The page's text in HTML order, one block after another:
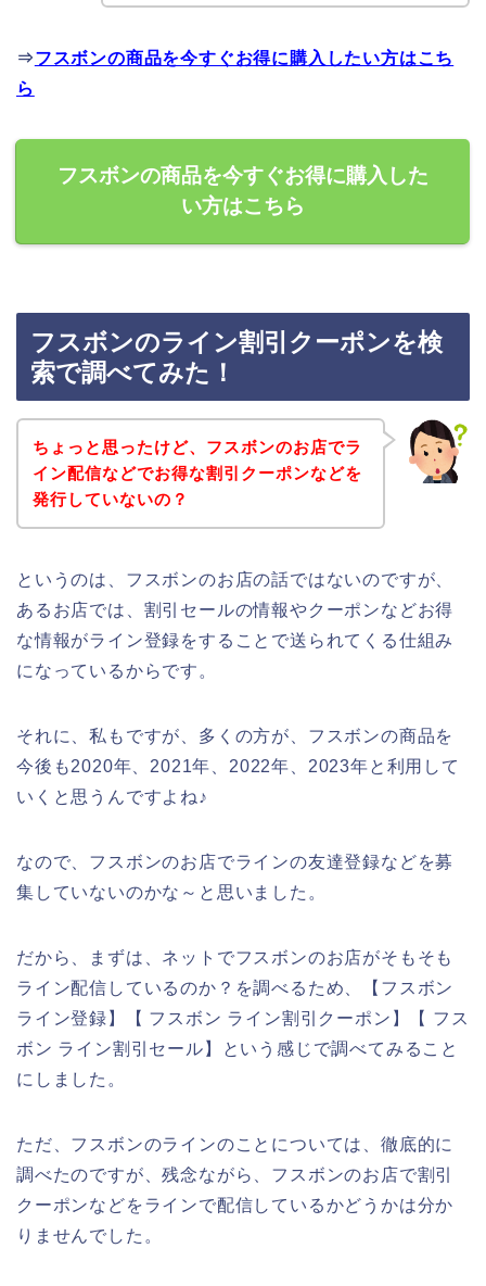
⇒フスボンの商品を今すぐお得に購入したい方はこち
ら
フスボンの商品を今すぐお得に購入した
い方はこちら
フスボンのライン割引クーポンを検
索で調べてみた！
ちょっと思ったけど、フスボンのお店でラ
イン配信などでお得な割引クーポンなどを
発行していないの？
というのは、フスボンのお店の話ではないのですが、
あるお店では、割引セールの情報やクーポンなどお得
な情報がライン登録をすることで送られてくる仕組み
になっているからです。
それに、私もですが、多くの方が、フスボンの商品を
今後も2020年、2021年、2022年、2023年と利用して
いくと思うんですよね♪
なので、フスボンのお店でラインの友達登録などを募
集していないのかな～と思いました。
だから、まずは、ネットでフスボンのお店がそもそも
ライン配信しているのか？を調べるため、【フスボン
ライン登録】【 フスボン ライン割引クーポン】【 フス
ボン ライン割引セール】という感じで調べてみること
にしました。
ただ、フスボンのラインのことについては、徹底的に
調べたのですが、残念ながら、フスボンのお店で割引
クーポンなどをラインで配信しているかどうかは分か
りませんでした。